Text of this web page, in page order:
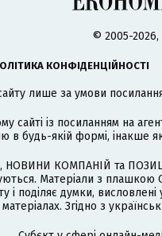
© 2005-
КОНФІДЕНЦІЙНОСТІ
лише за умови
сайті із посиланням на
будь-якій формі, інакше
НОВИНИ КОМПАНІЙ та
Матеріали з
і поділяє думки,
Згідно з